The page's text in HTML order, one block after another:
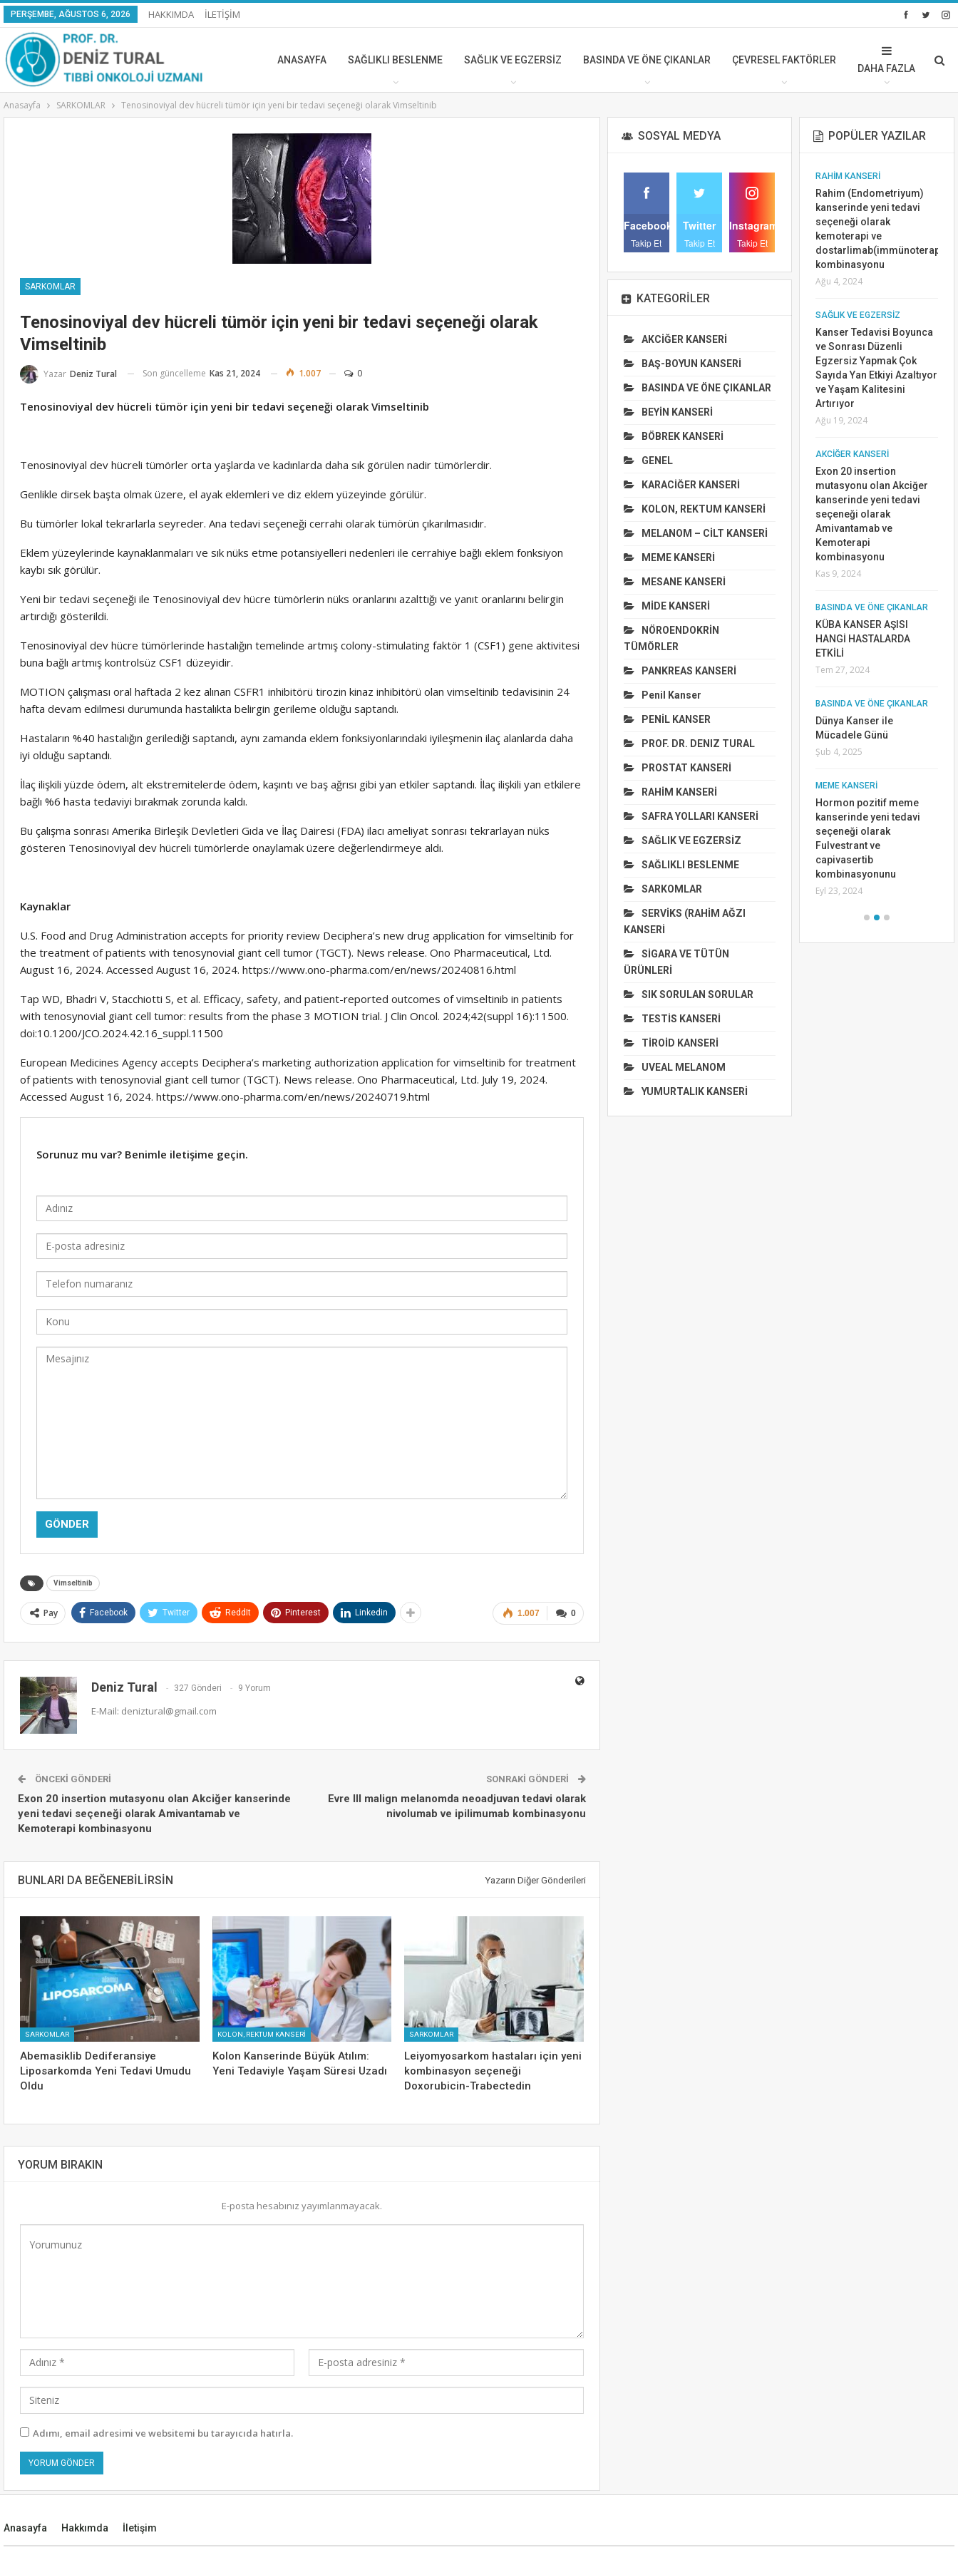
PERŞEMBE, AĞUSTOS 6, 2026 HAKKIMDA İLETİŞİM
ANASAYFA SAĞLIKLI BESLENME SAĞLIK VE EGZERSİZ BASINDA VE ÖNE ÇIKANLAR ÇEVRESEL FAKTÖRLER
DAHA FAZLA
Anasayfa SARKOMLAR Tenosinoviyal dev hücreli tümör için yeni bir tedavi seçeneği olarak Vimseltinib
SARKOMLAR
Tenosinoviyal dev hücreli tümör için yeni bir tedavi seçeneği olarak
Vimseltinib
Yazar Deniz Tural Son güncelleme Kas 21, 2024 1.007 0
Tenosinoviyal dev hücreli tümör için yeni bir tedavi seçeneği olarak Vimseltinib
Tenosinoviyal dev hücreli tümörler orta yaşlarda ve kadınlarda daha sık görülen nadir tümörlerdir.
Genlikle dirsek başta olmak üzere, el ayak eklemleri ve diz eklem yüzeyinde görülür.
Bu tümörler lokal tekrarlarla seyreder. Ana tedavi seçeneği cerrahi olarak tümörün çıkarılmasıdır.
Eklem yüzeylerinde kaynaklanmaları ve sık nüks etme potansiyelleri nedenleri ile cerrahiye bağlı eklem fonksiyon
kaybı sık görülür.
Yeni bir tedavi seçeneği ile Tenosinoviyal dev hücre tümörlerin nüks oranlarını azalttığı ve yanıt oranlarını belirgin
artırdığı gösterildi.
Tenosinoviyal dev hücre tümörlerinde hastalığın temelinde artmış colony-stimulating faktör 1 (CSF1) gene aktivitesi
buna bağlı artmış kontrolsüz CSF1 düzeyidir.
MOTION çalışması oral haftada 2 kez alınan CSFR1 inhibitörü tirozin kinaz inhibitörü olan vimseltinib tedavisinin 24
hafta devam edilmesi durumunda hastalıkta belirgin gerileme olduğu saptandı.
Hastaların %40 hastalığın gerilediği saptandı, aynı zamanda eklem fonksiyonlarındaki iyileşmenin ilaç alanlarda daha
iyi olduğu saptandı.
İlaç ilişkili yüzde ödem, alt ekstremitelerde ödem, kaşıntı ve baş ağrısı gibi yan etkiler saptandı. İlaç ilişkili yan etkilere
bağlı %6 hasta tedaviyi bırakmak zorunda kaldı.
Bu çalışma sonrası Amerika Birleşik Devletleri Gıda ve İlaç Dairesi (FDA) ilacı ameliyat sonrası tekrarlayan nüks
gösteren Tenosinoviyal dev hücreli tümörlerde onaylamak üzere değerlendirmeye aldı.
Kaynaklar
U.S. Food and Drug Administration accepts for priority review Deciphera’s new drug application for vimseltinib for
the treatment of patients with tenosynovial giant cell tumor (TGCT). News release. Ono Pharmaceutical, Ltd.
August 16, 2024. Accessed August 16, 2024. https://www.ono-pharma.com/en/news/20240816.html
Tap WD, Bhadri V, Stacchiotti S, et al. Efficacy, safety, and patient-reported outcomes of vimseltinib in patients
with tenosynovial giant cell tumor: results from the phase 3 MOTION trial. J Clin Oncol. 2024;42(suppl 16):11500.
doi:10.1200/JCO.2024.42.16_suppl.11500
European Medicines Agency accepts Deciphera’s marketing authorization application for vimseltinib for treatment
of patients with tenosynovial giant cell tumor (TGCT). News release. Ono Pharmaceutical, Ltd. July 19, 2024.
Accessed August 16, 2024. https://www.ono-pharma.com/en/news/20240719.html
Sorunuz mu var? Benimle iletişime geçin.
Vimseltinib
0
1.007
Pay Facebook Twitter ReddIt Pinterest Linkedin
Deniz Tural 327 Gönderi 9 Yorum
E-Mail: deniztural@gmail.com
ÖNCEKI GÖNDERI
Exon 20 insertion mutasyonu olan Akciğer kanserinde
yeni tedavi seçeneği olarak Amivantamab ve
Kemoterapi kombinasyonu
SONRAKI GÖNDERI
Evre III malign melanomda neoadjuvan tedavi olarak
nivolumab ve ipilimumab kombinasyonu
BUNLARI DA BEĞENEBILIRSIN Yazarın Diğer Gönderileri
SARKOMLAR
Abemasiklib Dediferansiye
Liposarkomda Yeni Tedavi Umudu
Oldu
KOLON, REKTUM KANSERİ
Kolon Kanserinde Büyük Atılım:
Yeni Tedaviyle Yaşam Süresi Uzadı
SARKOMLAR
Leiyomyosarkom hastaları için yeni
kombinasyon seçeneği
Doxorubicin-Trabectedin
YORUM BIRAKIN
E-posta hesabınız yayımlanmayacak.
Adımı, email adresimi ve websitemi bu tarayıcıda hatırla.
SOSYAL MEDYA
Facebook
Takip Et
Twitter
Takip Et
Instagram
Takip Et
KATEGORILER
AKCİĞER KANSERİ
BAŞ-BOYUN KANSERİ
BASINDA VE ÖNE ÇIKANLAR
BEYİN KANSERİ
BÖBREK KANSERİ
GENEL
KARACİĞER KANSERİ
KOLON, REKTUM KANSERİ
MELANOM – CİLT KANSERİ
MEME KANSERİ
MESANE KANSERİ
MİDE KANSERİ
NÖROENDOKRİN
TÜMÖRLER
PANKREAS KANSERİ
Penil Kanser
PENİL KANSER
PROF. DR. DENIZ TURAL
PROSTAT KANSERİ
RAHİM KANSERİ
SAFRA YOLLARI KANSERİ
SAĞLIK VE EGZERSİZ
SAĞLIKLI BESLENME
SARKOMLAR
SERVİKS (RAHİM AĞZI
KANSERİ
SİGARA VE TÜTÜN
ÜRÜNLERİ
SIK SORULAN SORULAR
TESTİS KANSERİ
TİROİD KANSERİ
UVEAL MELANOM
YUMURTALIK KANSERİ
POPÜLER YAZILAR
KANSER HASTALARINDA
Selpercatinib adlı molekül
ile daha iyi sonuç elde
Prostat kanserinde yeni
tedavi seçeneği olarak
Baş boyun kanserlerinde
eklenmesi sonuçları iyi
yapabilir
YUMURTALIK KANSERİ
tedavisi seçeneği olarak
Mirvetuximab
Kansere karşı yeni güçlü
tedavi seçeneği olarak
Önlenebilir Kanser
Nis 3, 2025
Kanser tedavi gören
hastalarda el ve ayak
lezyonları için diclofenac
Mar 10, 2024
AKCİĞER KANSERİ
ROS1 Mutasyonu Akciğer
seçeneği kalmamış
hastalar için yeni tedavi
seçeneği olarak
KOLON, REKTUM KANSERİ
Kanserinde Tedavi
Seçenekleri
BASINDA VE ÖNE ÇIKANLAR
Ulusal Kanser Kongresi”
de En İyi Çalışma Ödülü
MESANE KANSERİ
Üriner Sistem
Kanserlerinde İdeal
Tedavi Algoritması
Nis 3, 2022
RAHİM KANSERİ
Rahim (Endometriyum)
kanserinde yeni tedavi
seçeneği olarak
kemoterapi ve
dostarlimab(immünoterapi)
kombinasyonu
Ağu 4, 2024
SAĞLIK VE EGZERSİZ
Kanser Tedavisi Boyunca
ve Sonrası Düzenli
Egzersiz Yapmak Çok
Sayıda Yan Etkiyi Azaltıyor
ve Yaşam Kalitesini
Artırıyor
Ağu 19, 2024
AKCİĞER KANSERİ
Exon 20 insertion
mutasyonu olan Akciğer
kanserinde yeni tedavi
seçeneği olarak
Amivantamab ve
Kemoterapi
kombinasyonu
Kas 9, 2024
BASINDA VE ÖNE ÇIKANLAR
KÜBA KANSER AŞISI
HANGİ HASTALARDA
ETKİLİ
Tem 27, 2024
BASINDA VE ÖNE ÇIKANLAR
Dünya Kanser ile
Mücadele Günü
Şub 4, 2025
MEME KANSERİ
Hormon pozitif meme
kanserinde yeni tedavi
seçeneği olarak
Fulvestrant ve
capivasertib
kombinasyonunu
Eyl 23, 2024
Anasayfa Hakkımda İletişim